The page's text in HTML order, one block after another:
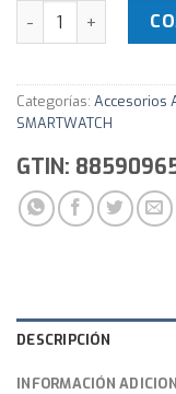
Cargador Apple
Categorías: Accesorios
SMARTWATCH
GTIN:
DESCRIPCIÓN
INFORMACIÓN